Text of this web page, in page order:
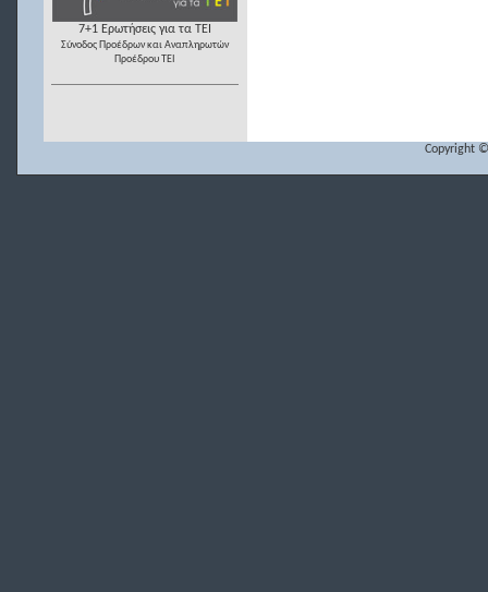
7+1 Ερωτήσεις για τα ΤΕΙ
Σύνοδος Προέδρων και Αναπληρωτών
Προέδρου ΤΕΙ
Copyright